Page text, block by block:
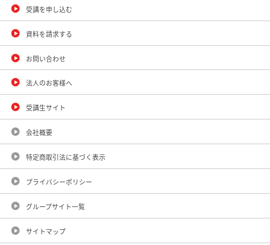
受講を申し込む
資料を請求する
お問い合わせ
法人のお客様へ
受講生サイト
会社概要
特定商取引法に基づく表示
プライバシーポリシー
グループサイト一覧
サイトマップ